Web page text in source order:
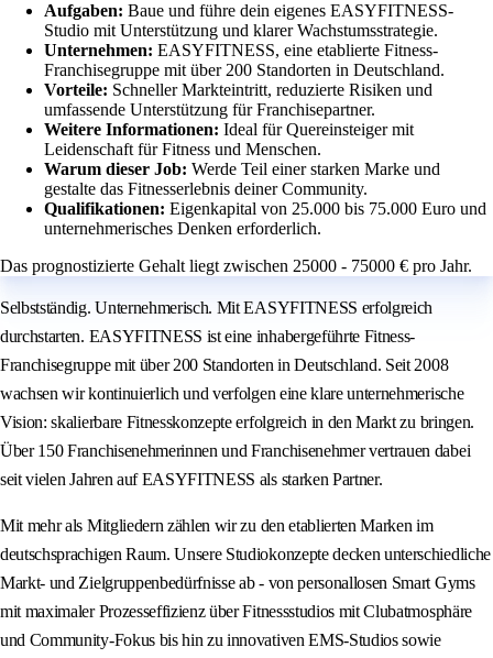
Aufgaben: Baue und führe dein eigenes EASYFITNESS-
Studio mit Unterstützung und klarer Wachstumsstrategie.
Unternehmen: EASYFITNESS, eine etablierte Fitness-
Franchisegruppe mit über 200 Standorten in Deutschland.
Vorteile: Schneller Markteintritt, reduzierte Risiken und
umfassende Unterstützung für Franchisepartner.
Weitere Informationen: Ideal für Quereinsteiger mit
Leidenschaft für Fitness und Menschen.
Warum dieser Job: Werde Teil einer starken Marke und
gestalte das Fitnesserlebnis deiner Community.
Qualifikationen: Eigenkapital von 25.000 bis 75.000 Euro und
unternehmerisches Denken erforderlich.
Das prognostizierte Gehalt liegt zwischen 25000 - 75000 € pro Jahr.
Selbstständig. Unternehmerisch. Mit EASYFITNESS erfolgreich
durchstarten. EASYFITNESS ist eine inhabergeführte Fitness-
Franchisegruppe mit über 200 Standorten in Deutschland. Seit 2008
wachsen wir kontinuierlich und verfolgen eine klare unternehmerische
Vision: skalierbare Fitnesskonzepte erfolgreich in den Markt zu bringen.
Über 150 Franchisenehmerinnen und Franchisenehmer vertrauen dabei
seit vielen Jahren auf EASYFITNESS als starken Partner.
Mit mehr als Mitgliedern zählen wir zu den etablierten Marken im
deutschsprachigen Raum. Unsere Studiokonzepte decken unterschiedliche
Markt- und Zielgruppenbedürfnisse ab - von personallosen Smart Gyms
mit maximaler Prozesseffizienz über Fitnessstudios mit Clubatmosphäre
und Community-Fokus bis hin zu innovativen EMS-Studios sowie